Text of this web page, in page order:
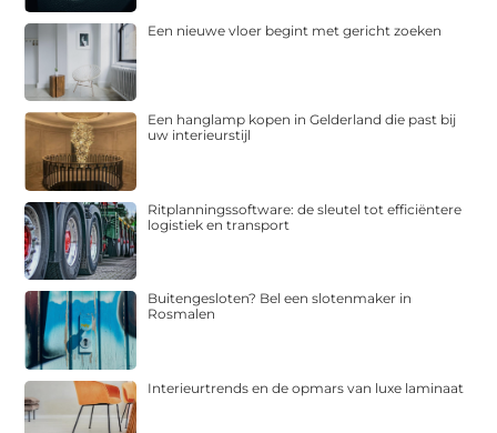
Een nieuwe vloer begint met gericht zoeken
Een hanglamp kopen in Gelderland die past bij
uw interieurstijl
Ritplanningssoftware: de sleutel tot efficiëntere
logistiek en transport
Buitengesloten? Bel een slotenmaker in
Rosmalen
Interieurtrends en de opmars van luxe laminaat